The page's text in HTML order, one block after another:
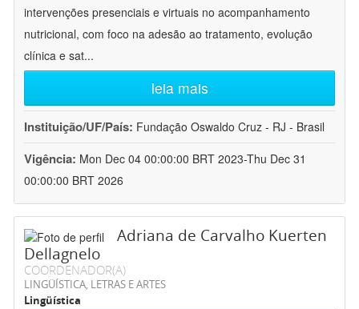
intervenções presenciais e virtuais no acompanhamento
nutricional, com foco na adesão ao tratamento, evolução
clínica e sat...
leia mais
Instituição/UF/País: Fundação Oswaldo Cruz - RJ - Brasil
Vigência: Mon Dec 04 00:00:00 BRT 2023-Thu Dec 31
00:00:00 BRT 2026
Adriana de Carvalho Kuerten
Dellagnelo
COORDENADOR(A)
LINGÜÍSTICA, LETRAS E ARTES
Lingüística